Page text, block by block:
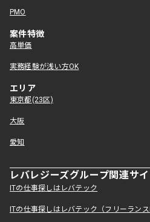
PMO
案件特徴
高単価
実務経験が浅い方OK
エリア
東京都(23区)
大阪
愛知
レバレジーズグループ関連サ
ITの仕事探しはレバテック
ITの仕事探しはレバテック（フリーランス